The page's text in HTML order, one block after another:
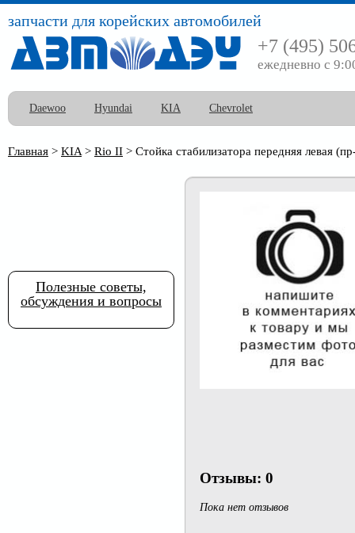
запчасти для корейских автомобилей
+7 (495)
ежедневно с
Daewoo Hyundai KIA Chevrolet
Главная > KIA > Rio II > Стойка стабилизатора передняя левая
Отзывы: 0
Пока нет отзывов
Полезные советы,
обсуждения и вопросы